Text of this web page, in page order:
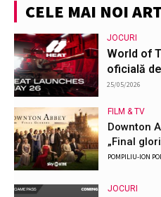
CELE MAI NOI
JOCURI
World of
oficială
25/05/2026
FILM & TV
Downton
„Final
POMPILIU-ION
JOCURI